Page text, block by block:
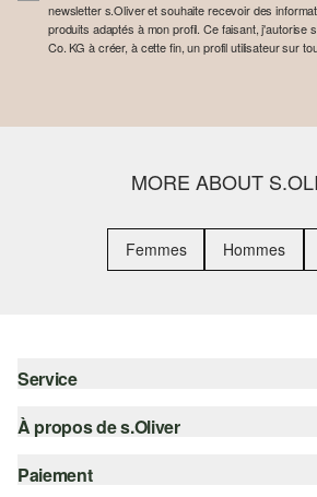
newsletter s.Oliver et souhaite recevoir des
produits adaptés à mon profil. Ce faisant, j'autorise
Co. KG à créer, à cette fin, un profil utilisateur sur
MORE ABOUT
Femmes Hommes
Service
Aide - FAQ
Guide des tailles
À propos de s.Oliver
S'abonner à la Newsletter
Paiement